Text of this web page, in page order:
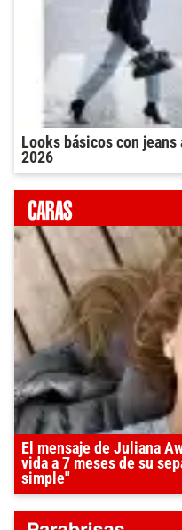
Looks básicos con
2026
El mensaje de Juliana
vida a 7 meses de su
simple"